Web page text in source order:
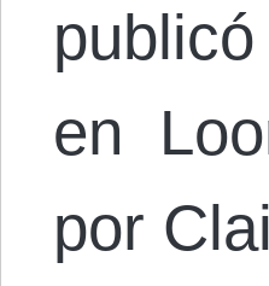
en
por